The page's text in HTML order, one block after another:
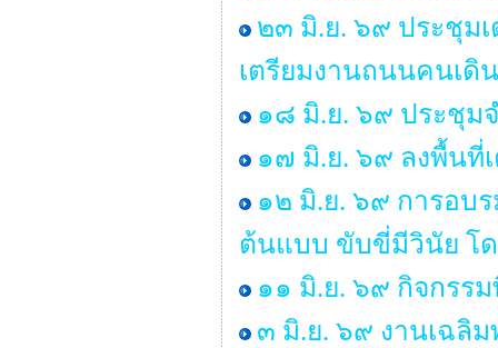
๒๓ มิ.ย. ๖๙ ประชุม
เตรียมงานถนนคนเดิ
๑๘ มิ.ย. ๖๙ ประชุม
๑๗ มิ.ย. ๖๙ ลงพื้นที่
๑๒ มิ.ย. ๖๙ การอบ
ต้นแบบ ขับขี่มีวินัย โ
๑๑ มิ.ย. ๖๙ กิจกรร
๓ มิ.ย. ๖๙ งานเฉลิ